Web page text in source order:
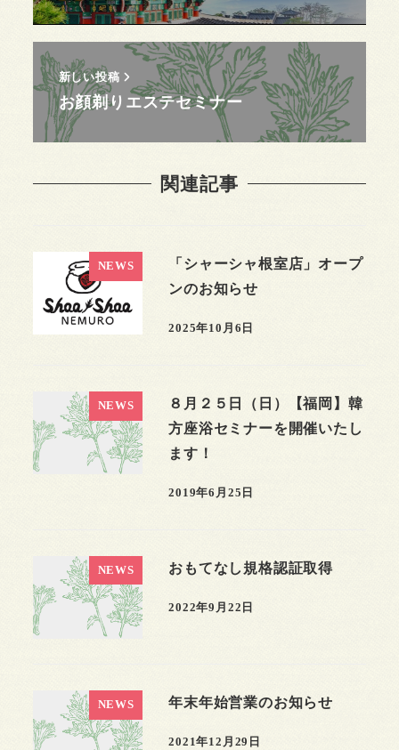
新しい投稿
お顔剃りエステセミナー
関連記事
NEWS
「シャーシャ根室店」オープ
ンのお知らせ
2025年10月6日
NEWS
８月２５日（日）【福岡】韓
方座浴セミナーを開催いたし
ます！
2019年6月25日
NEWS おもてなし規格認証取得
2022年9月22日
NEWS 年末年始営業のお知らせ
2021年12月29日